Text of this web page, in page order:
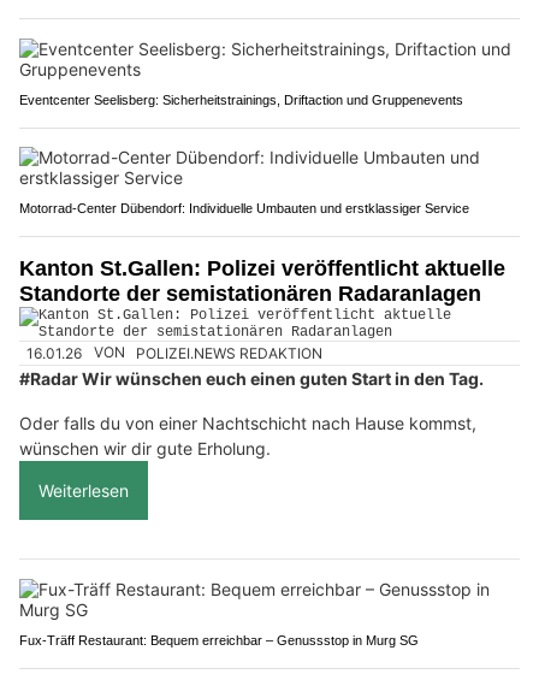
Eventcenter Seelisberg: Sicherheitstrainings, Driftaction und Gruppenevents
Motorrad-Center Dübendorf: Individuelle Umbauten und erstklassiger Service
Kanton St.Gallen: Polizei veröffentlicht aktuelle
Standorte der semistationären Radaranlagen
16.01.26 VON POLIZEI.NEWS REDAKTION
#Radar Wir wünschen euch einen guten Start in den Tag.
Oder falls du von einer Nachtschicht nach Hause kommst,
wünschen wir dir gute Erholung.
Weiterlesen
Fux-Träff Restaurant: Bequem erreichbar – Genussstop in Murg SG